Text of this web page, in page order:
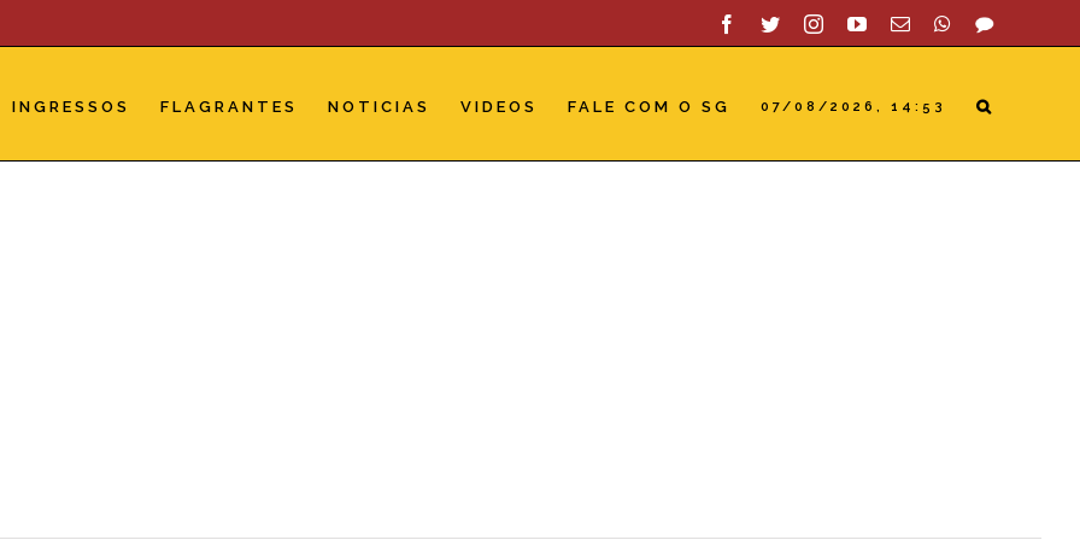
Facebook
TwitterInstagramYouTube
Email WhatsApp
SAC
INGRESSOS FLAGRANTES NOTICIAS VIDEOS FALE COM O SG 07/08/2026, 14:53